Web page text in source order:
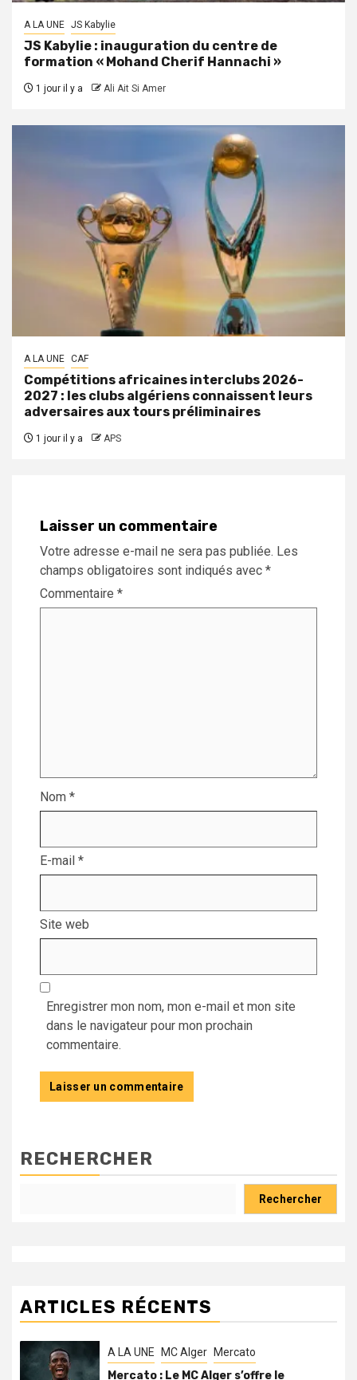
A LA UNE JS Kabylie
JS Kabylie : inauguration du centre de
formation « Mohand Cherif Hannachi »
1 jour il y a Ali Ait Si Amer
A LA UNE CAF
Compétitions africaines interclubs 2026-
2027 : les clubs algériens connaissent leurs
adversaires aux tours préliminaires
1 jour il y a APS
Laisser un commentaire
Votre adresse e-mail ne sera pas publiée. Les
champs obligatoires sont indiqués avec *
Commentaire *
Nom *
E-mail *
Site web
Enregistrer mon nom, mon e-mail et mon site
dans le navigateur pour mon prochain
commentaire.
RECHERCHER
Rechercher
ARTICLES RÉCENTS
A LA UNE MC Alger Mercato
Mercato : Le MC Alger s’offre le